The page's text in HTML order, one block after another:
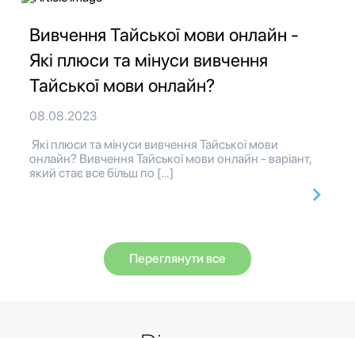
Вивчення Тайської мови онлайн -
Які плюси та мінуси вивчення
Тайської мови онлайн?
08.08.2023
Які плюси та мінуси вивчення Тайської мови
онлайн? Вивчення Тайської мови онлайн - варіант,
який стає все більш по […]
Переглянути все